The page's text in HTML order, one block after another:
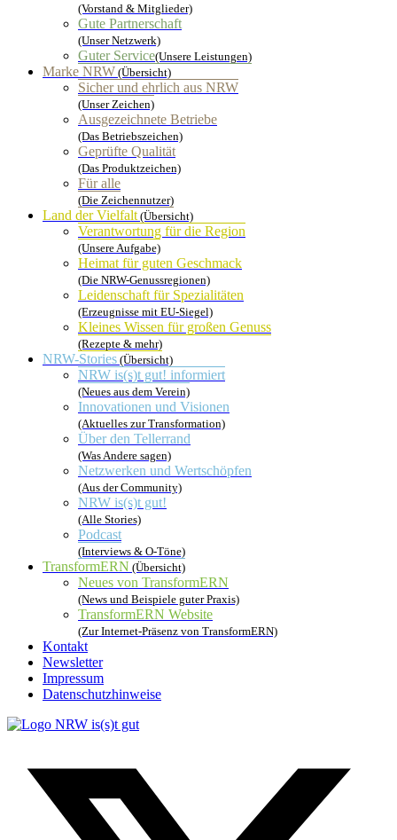
(Vorstand & Mitglieder)
Gute Partnerschaft
(Unser Netzwerk)
Guter Service(Unsere Leistungen)
Marke NRW (Übersicht)
Sicher und ehrlich aus NRW
(Unser Zeichen)
Ausgezeichnete Betriebe
(Das Betriebszeichen)
Geprüfte Qualität
(Das Produktzeichen)
Für alle
(Die Zeichennutzer)
Land der Vielfalt(Übersicht)
Verantwortung für die Region
(Unsere Aufgabe)
Heimat für guten Geschmack
(Die NRW-Genussregionen)
Leidenschaft für Spezialitäten
(Erzeugnisse mit EU-Siegel)
Kleines Wissen für großen Genuss
(Rezepte & mehr)
NRW-Stories (Übersicht)
NRW is(s)t gut! informiert
(Neues aus dem Verein)
Innovationen und Visionen
(Aktuelles zur Transformation)
Über den Tellerrand
(Was Andere sagen)
Netzwerken und Wertschöpfen
(Aus der Community)
NRW is(s)t gut!
(Alle Stories)
Podcast
(Interviews & O-Töne)
TransformERN (Übersicht)
Neues von TransformERN
(News und Beispiele guter Praxis)
TransformERN Website
(Zur Internet-Präsenz von TransformERN)
Kontakt
Newsletter
Impressum
Datenschutzhinweise